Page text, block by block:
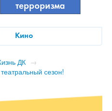
терроризма
Кино
ДК →
сезон!